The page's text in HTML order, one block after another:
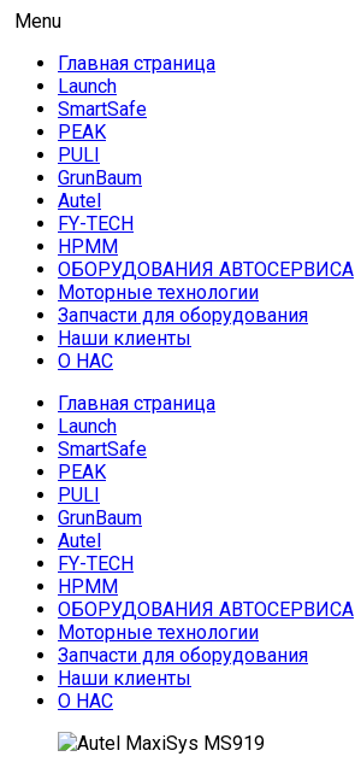
Skip
content
AUTO HOUSE
Menu
Главная страница
Launch
SmartSafe
PEAK
PULI
GrunBaum
Autel
FY-TECH
HPMM
ОБОРУДОВАНИЯ АВТОСЕРВИСА
Моторные технологии
Запчасти для оборудования
Наши клиенты
О НАС
Главная страница
Launch
SmartSafe
PEAK
PULI
GrunBaum
Autel
FY-TECH
HPMM
ОБОРУДОВАНИЯ АВТОСЕРВИСА
Моторные технологии
Запчасти для оборудования
Наши клиенты
О НАС